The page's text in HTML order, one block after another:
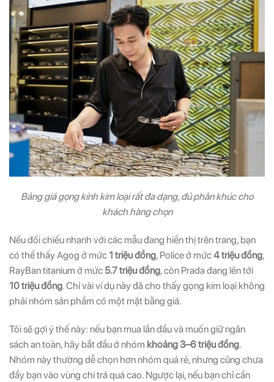
Bảng giá gọng kính kim loại rất đa dạng, đủ phân khúc cho
khách hàng chọn
Nếu đối chiếu nhanh với các mẫu đang hiển thị trên trang, bạn
có thể thấy Agog ở mức1 triệu đồng, Police ở mức4 triệu đồng,
RayBan titanium ở mức 5.7 triệu đồng, còn Prada đang lên tới
10 triệu đồng. Chỉ vài ví dụ này đã cho thấy gọng kim loại không
phải nhóm sản phẩm có một mặt bằng giá.
Tôi sẽ gợi ý thế này: nếu bạn mua lần đầu và muốn giữ ngân
sách an toàn, hãy bắt đầu ở nhóm khoảng 3–6 triệu đồng.
Nhóm này thường dễ chọn hơn nhóm quá rẻ, nhưng cũng chưa
đẩy bạn vào vùng chi trả quá cao. Ngược lại, nếu bạn chỉ cần